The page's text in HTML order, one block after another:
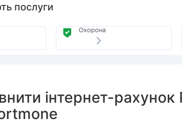
послуги
Охорона
інтернет-рахунок